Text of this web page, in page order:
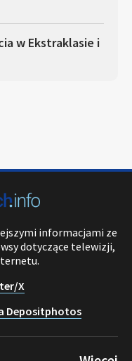
w Ekstraklasie i
informacjami ze
dotyczące telewizji,
X
Depositphotos